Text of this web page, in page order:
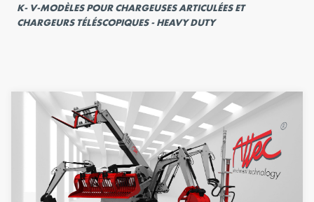
K- V-MODÈLES POUR CHARGEUSES ARTICULÉES ET
CHARGEURS TÉLÉSCOPIQUES - HEAVY DUTY